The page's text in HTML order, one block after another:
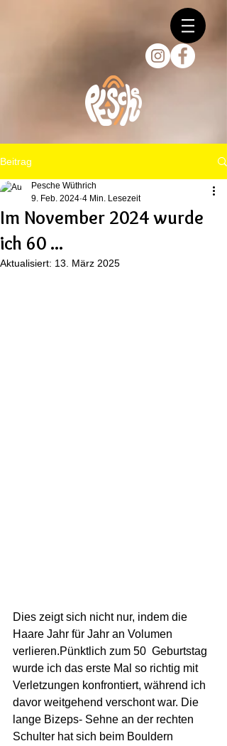
Beitrag
Im November 2024 wurde
ich 60 ...
Pesche Wüthrich
9. Feb. 2024 4 Min. Lesezeit
Aktualisiert: 13. März 2025
Dies zeigt sich nicht nur, indem die
Haare Jahr für Jahr an Volumen
verlieren.Pünktlich zum 50  Geburtstag
wurde ich das erste Mal so richtig mit
Verletzungen konfrontiert, während ich
davor weitgehend verschont war. Die
lange Bizeps- Sehne an der rechten
Schulter hat sich beim Bouldern